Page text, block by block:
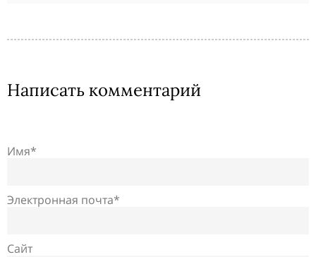
Написать комментарий
Имя*
Электронная почта*
Сайт